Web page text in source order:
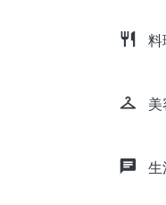
restaurant 料
checkroom 美
chat 生